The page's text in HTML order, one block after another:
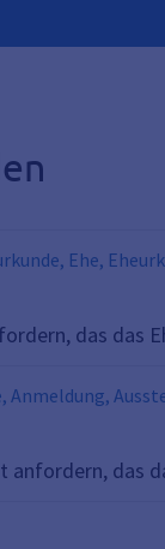
Ehe,
das das
Geburtstag,
anfordern, das